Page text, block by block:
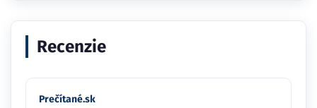
Recenzie
Prečítané.sk